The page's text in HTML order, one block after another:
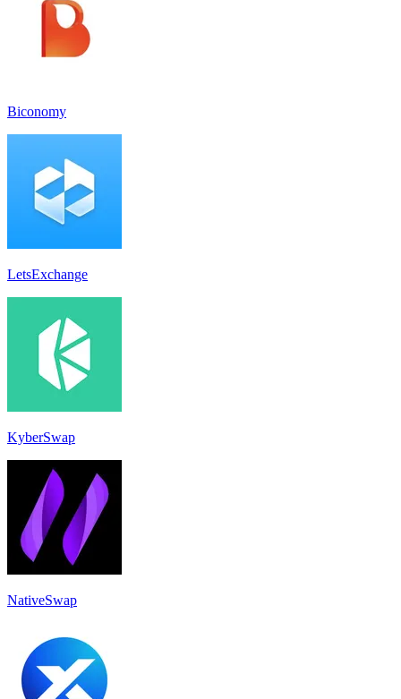
Biconomy
LetsExchange
KyberSwap
NativeSwap